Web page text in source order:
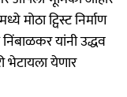
मोठा ट्विस्ट निर्माण
यांनी उद्धव
भेटायला येणार